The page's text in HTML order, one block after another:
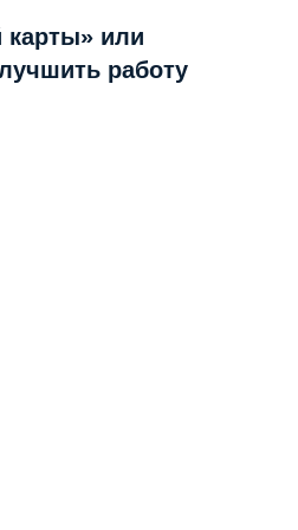
карты» или
работу